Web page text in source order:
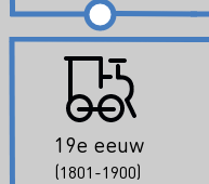
19e eeuw
(1801-1900)